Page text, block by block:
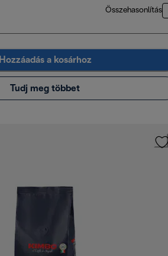
Összehasonlítás
Hozzáadás a kosárhoz
Tudj meg többet